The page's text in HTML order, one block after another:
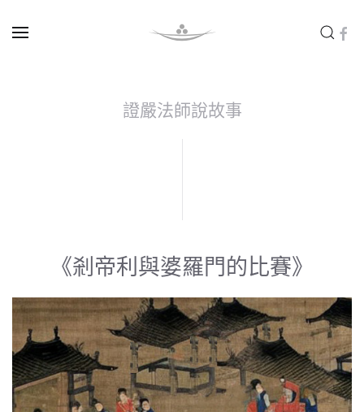
證嚴法師說故事
《剎帝利與婆羅門的比賽》